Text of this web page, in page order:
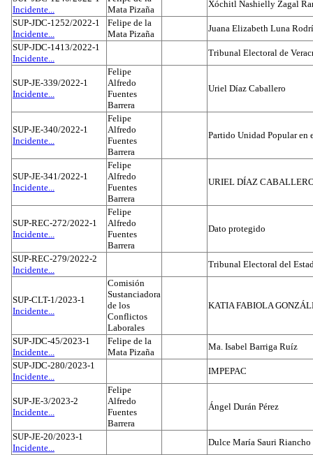
Incidente...
Mata Pizaña
Xóchitl Nashielly Zagal
SUP-JDC-1252/2022-1
Incidente...
Felipe de la
Mata Pizaña
Juana Elizabeth Luna
SUP-JDC-1413/2022-1
Incidente...
Tribunal Electoral de
SUP-JE-339/2022-1
Incidente...
Felipe
Alfredo
Fuentes
Barrera
Uriel Díaz Caballero
SUP-JE-340/2022-1
Incidente...
Felipe
Alfredo
Fuentes
Barrera
Partido Unidad Popular en
SUP-JE-341/2022-1
Incidente...
Felipe
Alfredo
Fuentes
Barrera
URIEL DÍAZ
SUP-REC-272/2022-1
Incidente...
Felipe
Alfredo
Fuentes
Barrera
Dato protegido
SUP-REC-279/2022-2
Incidente...
Tribunal Electoral del
SUP-CLT-1/2023-1
Incidente...
Comisión
Sustanciadora
de los
Conflictos
Laborales
KATIA FABIOLA
SUP-JDC-45/2023-1
Incidente...
Felipe de la
Mata Pizaña
Ma. Isabel Barriga Ruíz
SUP-JDC-280/2023-1
Incidente...
IMPEPAC
SUP-JE-3/2023-2
Incidente...
Felipe
Alfredo
Fuentes
Barrera
Ángel Durán Pérez
SUP-JE-20/2023-1
Incidente...
Dulce María Sauri